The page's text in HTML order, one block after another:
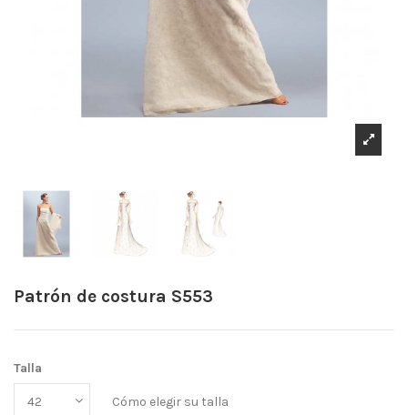
Patrón de costura S553
Talla
Cómo elegir su talla